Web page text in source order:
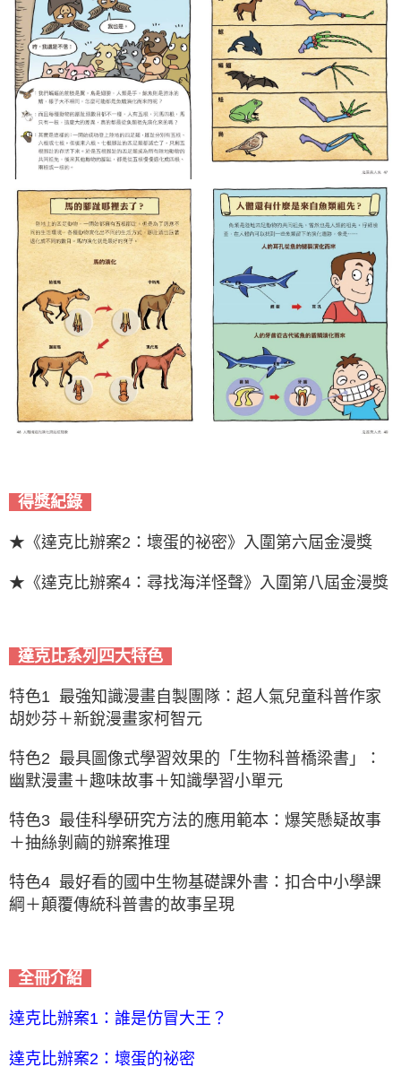
得獎紀錄
★《達克比辦案2：壞蛋的祕密》入圍第六屆金漫獎
★《達克比辦案4：尋找海洋怪聲》入圍第八屆金漫獎
達克比系列四大特色
特色1 最強知識漫畫自製團隊：超人氣兒童科普作家
胡妙芬＋新銳漫畫家柯智元
特色2 最具圖像式學習效果的「生物科普橋梁書」：
幽默漫畫＋趣味故事＋知識學習小單元
特色3 最佳科學研究方法的應用範本：爆笑懸疑故事
＋抽絲剝繭的辦案推理
特色4 最好看的國中生物基礎課外書：扣合中小學課
綱＋顛覆傳統科普書的故事呈現
全冊介紹
達克比辦案1：誰是仿冒大王？
達克比辦案2 ： 壞蛋的祕密